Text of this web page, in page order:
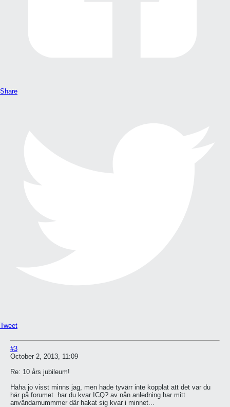
Share
Tweet
#3
October 2, 2013, 11:09
Re: 10 års jubileum!
Haha jo visst minns jag, men hade tyvärr inte kopplat att det var du
här på forumet har du kvar ICQ? av nån anledning har mitt
användarnummmer där hakat sig kvar i minnet...